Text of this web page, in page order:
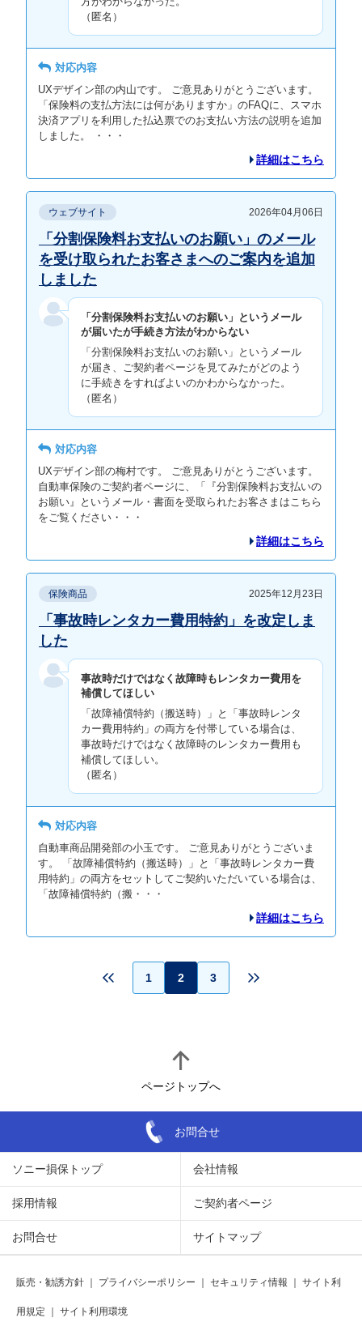
（匿名）
対応内容
UXデザイン部の内山です。 ご意見ありがとうございます。
「保険料の支払方法には何がありますか」のFAQに、スマホ
決済アプリを利用した払込票でのお支払い方法の説明を追加
しました。 ・・・
詳細はこちら
ウェブサイト 2026年04月06日
「分割保険料お支払いのお願い」のメール
を受け取られたお客さまへのご案内を追加
しました
「分割保険料お支払いのお願い」というメール
が届いたが手続き方法がわからない
「分割保険料お支払いのお願い」というメール
が届き、ご契約者ページを見てみたがどのよう
に手続きをすればよいのかわからなかった。
（匿名）
対応内容
UXデザイン部の梅村です。 ご意見ありがとうございます。
自動車保険のご契約者ページに、「『分割保険料お支払いの
お願い』というメール・書面を受取られたお客さまはこちら
をご覧ください・・・
詳細はこちら
保険商品 2025年12月23日
「事故時レンタカー費用特約」を改定しま
した
事故時だけではなく故障時もレンタカー費用を
補償してほしい
「故障補償特約（搬送時）」と「事故時レンタ
カー費用特約」の両方を付帯している場合は、
事故時だけではなく故障時のレンタカー費用も
補償してほしい。
（匿名）
対応内容
自動車商品開発部の小玉です。 ご意見ありがとうございま
す。 「故障補償特約（搬送時）」と「事故時レンタカー費
用特約」の両方をセットしてご契約いただいている場合は、
「故障補償特約（搬・・・
詳細はこちら
1 2 3
ページトップへ
お問合せ
ソニー損保トップ 会社情報
採用情報 ご契約者ページ
お問合せ サイトマップ
販売・勧誘方針 プライバシーポリシー セキュリティ情報 サイト利
用規定 サイト利用環境